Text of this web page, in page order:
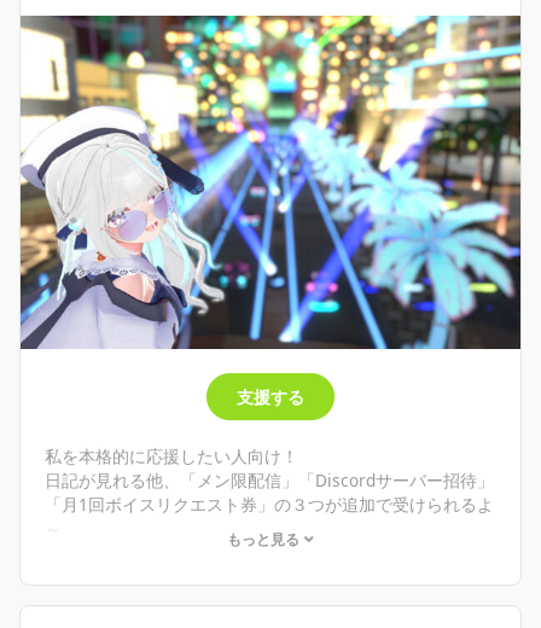
・月１回ビデオメッセージ
・サイン入り待ち受け画像(不定期)
・月１回VRChat内おデート券
支援する
私を本格的に応援したい人向け！
日記が見れる他、「メン限配信」「Discordサーバー招待」
「月1回ボイスリクエスト券」の３つが追加で受けられるよ
～
＋
もっと見る